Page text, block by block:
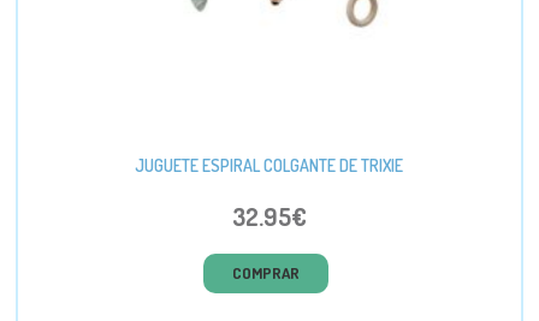
JUGUETE ESPIRAL COLGANTE DE TRIXIE
32.95€
COMPRAR